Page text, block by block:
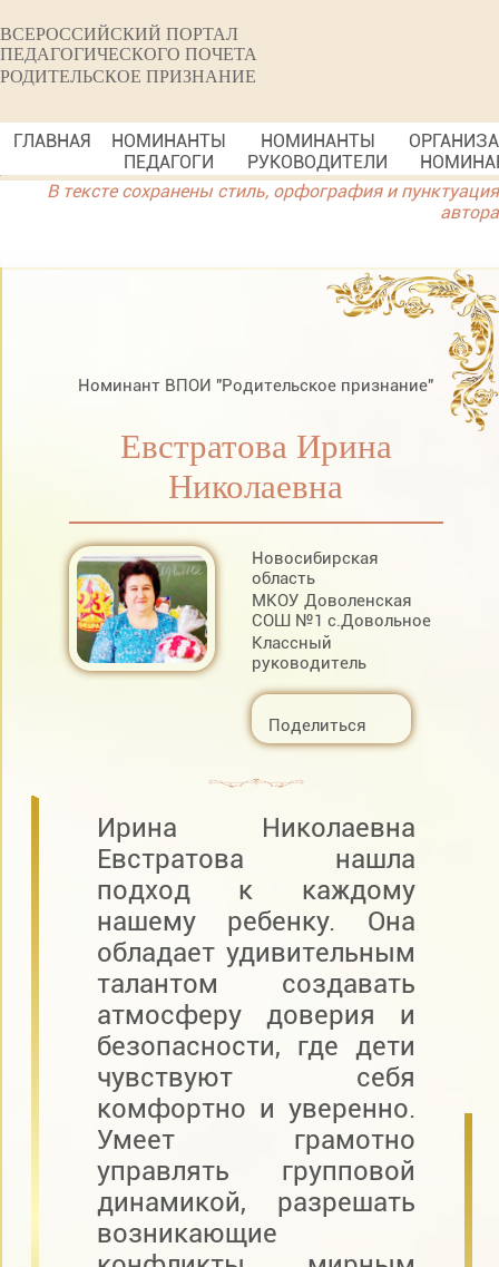
ВСЕРОССИЙСКИЙ ПОРТАЛ
ПЕДАГОГИЧЕСКОГО ПОЧЕТА
РОДИТЕЛЬСКОЕ ПРИЗНАНИЕ
ГЛАВНАЯ
НОМИНАНТЫ
ПЕДАГОГИ
НОМИНАНТЫ
РУКОВОДИТЕЛИ
В тексте сохранены стиль, орфография и пунктуация
автора
Номинант ВПОИ "Родительское признание"
Евстратова Ирина
Николаевна
Новосибирская
область
МКОУ Доволенская
СОШ №1 с.Довольное
Классный
руководитель
Поделиться
Ирина Николаевна
Евстратова нашла
подход к каждому
нашему ребенку. Она
обладает удивительным
талантом создавать
атмосферу доверия и
безопасности, где дети
чувствуют себя
комфортно и уверенно.
Умеет грамотно
управлять групповой
динамикой, разрешать
возникающие